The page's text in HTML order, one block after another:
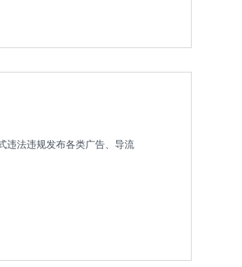
违法违规发布各类广告、导流